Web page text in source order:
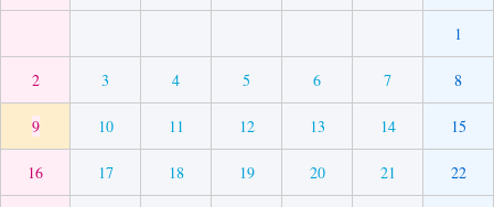
1
2 3 4 5 6 7 8
9 10 11 12 13 14 15
16 17 18 19 20 21 22